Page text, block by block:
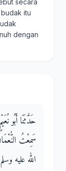
secara
itu
dengan
حَدَّثَنَا أَبُو
سَمِعْتُ
الله عليه